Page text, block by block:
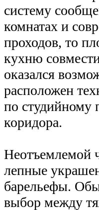
систему
комнатах и
проходов, то
кухню
оказался
расположен
по студийному
коридора.
Неотъемлемой
лепные
барельефы.
выбор между